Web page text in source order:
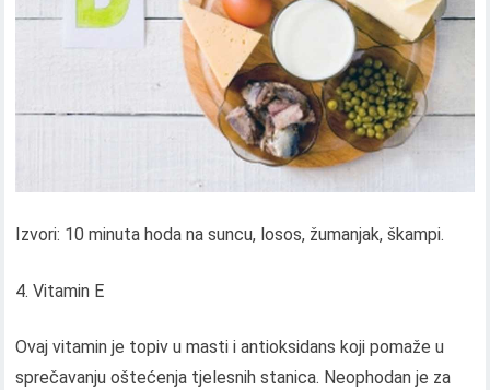
Izvori: 10 minuta hoda na suncu, losos, žumanjak, škampi.
Vitamin E
Ovaj vitamin je topiv u masti i antioksidans koji pomaže u
sprečavanju oštećenja tjelesnih stanica. Neophodan je za